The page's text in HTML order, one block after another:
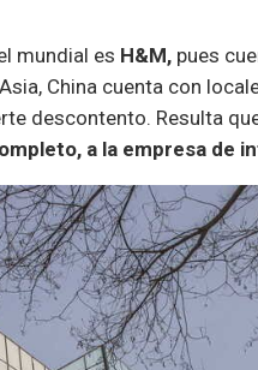
mundial es H&M, pues
China cuenta con
descontento. Resulta
a la empresa de